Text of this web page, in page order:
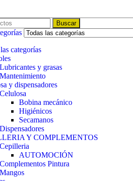
Buscar
categorías
Lubricantes y grasas
Mantenimiento
y dispensadores
Celulosa
Bobina mecánico
Higiénicos
Secamanos
Dispensadores
Y COMPLEMENTOS
Cepilleria
AUTOMOCIÓN
Complementos Pintura
Mangos